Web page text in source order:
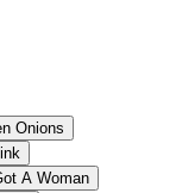
Onions
A Woman